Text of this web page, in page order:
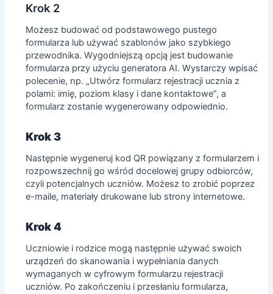
Krok 2
Możesz budować od podstawowego pustego
formularza lub używać szablonów jako szybkiego
przewodnika. Wygodniejszą opcją jest budowanie
formularza przy użyciu generatora AI. Wystarczy wpisać
polecenie, np. „Utwórz formularz rejestracji ucznia z
polami: imię, poziom klasy i dane kontaktowe”, a
formularz zostanie wygenerowany odpowiednio.
Krok 3
Następnie wygeneruj kod QR powiązany z formularzem i
rozpowszechnij go wśród docelowej grupy odbiorców,
czyli potencjalnych uczniów. Możesz to zrobić poprzez
e-maile, materiały drukowane lub strony internetowe.
Krok 4
Uczniowie i rodzice mogą następnie używać swoich
urządzeń do skanowania i wypełniania danych
wymaganych w cyfrowym formularzu rejestracji
uczniów. Po zakończeniu i przesłaniu formularza,